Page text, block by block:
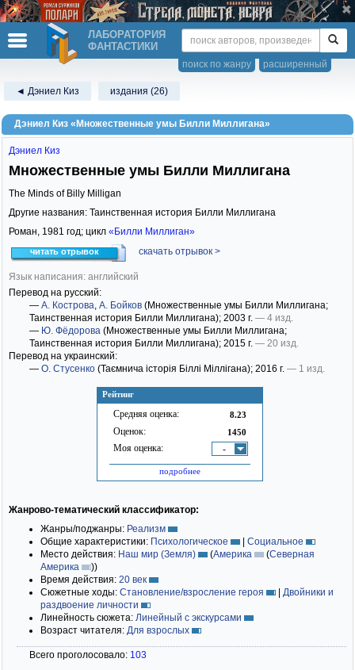
ЛАБОРАТОРИЯ
ФАНТАСТИКИ
расширенный
поиск по жанру
◄ Дэниел Киз издания (26)
Дэниел Киз «Множественные умы Билли Миллигана»
Рейтинг
Средняя оценка: 8.23
Оценок: 1450
Моя оценка: -
подробнее
Дэниел Киз
Множественные умы Билли Миллигана
The Minds of Billy Milligan
Другие названия: Таинственная история Билли Миллигана
Роман, 1981 год; цикл «Билли Миллиган»
читать отрывок скачать отрывок >
Язык написания: английский
Перевод на русский:
— А. Кострова, А. Бойков (Множественные умы Билли Миллигана;
Таинственная история Билли Миллигана); 2003 г. — 4 изд.
— Ю. Фёдорова (Множественные умы Билли Миллигана;
Таинственная история Билли Миллигана); 2015 г. — 20 изд.
Перевод на украинский:
— О. Стусенко (Таємнича історія Біллі Міллігана); 2016 г. — 1 изд.
Жанрово-тематический классификатор:
Жанры/поджанры: Реализм
Общие характеристики: Психологическое | Социальное
Место действия: Наш мир (Земля) (Америка (Северная
Америка
))
Время действия: 20 век
Сюжетные ходы: Становление/взросление героя | Двойники и
раздвоение личности
Линейность сюжета: Линейный с экскурсами
Возраст читателя: Для взрослых
Всего проголосовало: 103